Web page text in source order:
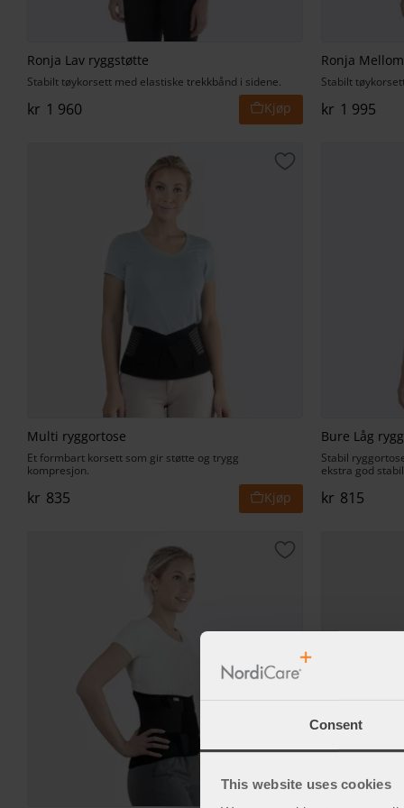
Consent
This website uses cookies
Ronja Lav ryggstøtte
Stabilt tøykorsett med elastiske trekkbånd i sidene.
kr 1 960
Ronja
Stabilt
kr 1 995
Multi ryggortose
Et formbart korsett som gir støtte og trygg
kompresjon.
kr 835
Lagre som favoritt
Bure Låg
Stabil
ekstra god
kr 815
Lagre som favoritt